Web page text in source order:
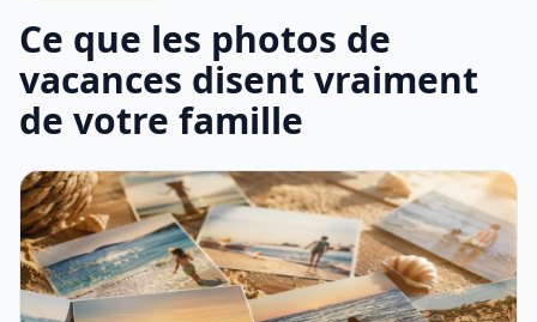
Ce que les photos de
vacances disent vraiment
de votre famille